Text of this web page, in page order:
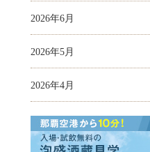
2026年6月
2026年5月
2026年4月